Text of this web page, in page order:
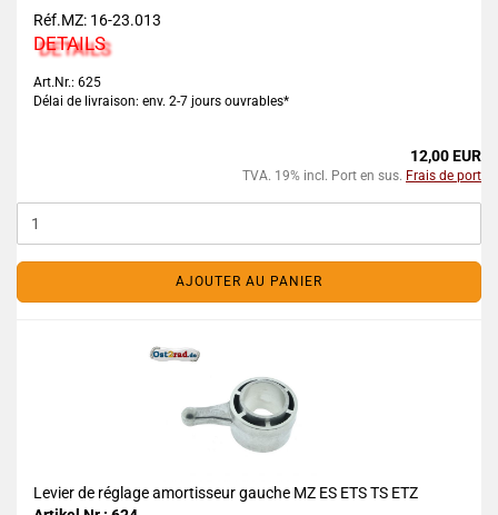
Réf.MZ: 16-23.013
DETAILS
Art.Nr.: 625
Délai de livraison: env. 2-7 jours ouvrables*
12,00 EUR
TVA. 19% incl. Port en sus. Frais de port
AJOUTER AU PANIER
Levier de réglage amortisseur gauche MZ ES ETS TS ETZ